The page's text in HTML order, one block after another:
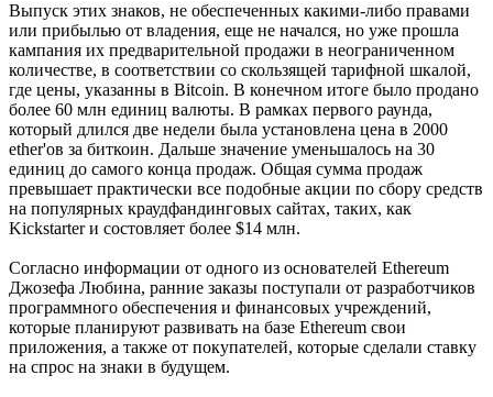
Выпуск этих знаков, не обеспеченных какими-либо правами
или прибылью от владения, еще не начался, но уже прошла
кампания их предварительной продажи в неограниченном
количестве, в соответствии со скользящей тарифной шкалой,
где цены, указанны в Bitcoin. В конечном итоге было продано
более 60 млн единиц валюты. В рамках первого раунда,
который длился две недели была установлена цена в 2000
ether'ов за биткоин. Дальше значение уменьшалось на 30
единиц до самого конца продаж. Общая сумма продаж
превышает практически все подобные акции по сбору средств
на популярных краудфандинговых сайтах, таких, как
Kickstarter и состовляет более $14 млн.
Согласно информации от одного из основателей Ethereum
Джозефа Любина, ранние заказы поступали от разработчиков
программного обеспечения и финансовых учреждений,
которые планируют развивать на базе Ethereum свои
приложения, а также от покупателей, которые сделали ставку
на спрос на знаки в будущем.